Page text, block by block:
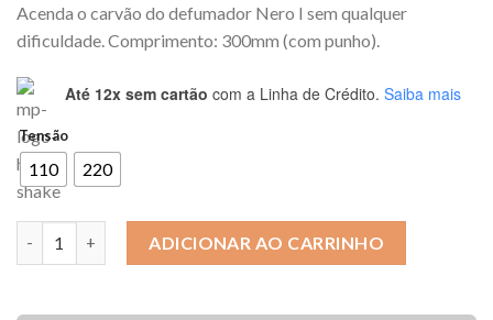
Acenda o carvão do defumador Nero I sem qualquer
dificuldade. Comprimento: 300mm (com punho).
Até 12x sem cartão com a Linha de Crédito. Saiba mais
Tensão
110 220
ADICIONAR AO CARRINHO